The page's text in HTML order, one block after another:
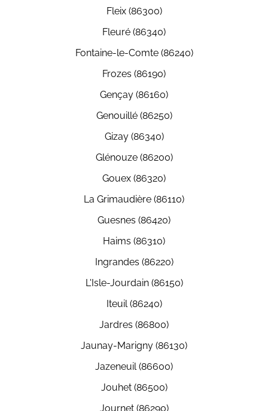
Fleix (86300)
Fleuré (86340)
Fontaine-le-Comte (86240)
Frozes (86190)
Gençay (86160)
Genouillé (86250)
Gizay (86340)
Glénouze (86200)
Gouex (86320)
La Grimaudière (86110)
Guesnes (86420)
Haims (86310)
Ingrandes (86220)
L'Isle-Jourdain (86150)
Iteuil (86240)
Jardres (86800)
Jaunay-Marigny (86130)
Jazeneuil (86600)
Jouhet (86500)
Journet (86290)